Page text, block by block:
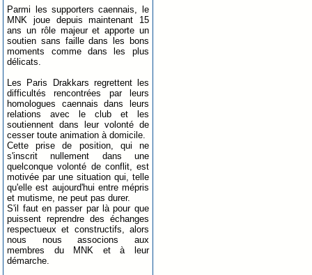
Parmi les supporters caennais, le
MNK joue depuis maintenant 15
ans un rôle majeur et apporte un
soutien sans faille dans les bons
moments comme dans les plus
délicats.
Les Paris Drakkars regrettent les
difficultés rencontrées par leurs
homologues caennais dans leurs
relations avec le club et les
soutiennent dans leur volonté de
cesser toute animation à domicile.
Cette prise de position, qui ne
s'inscrit nullement dans une
quelconque volonté de conflit, est
motivée par une situation qui, telle
qu'elle est aujourd'hui entre mépris
et mutisme, ne peut pas durer.
S'il faut en passer par là pour que
puissent reprendre des échanges
respectueux et constructifs, alors
nous nous associons aux
membres du MNK et à leur
démarche.